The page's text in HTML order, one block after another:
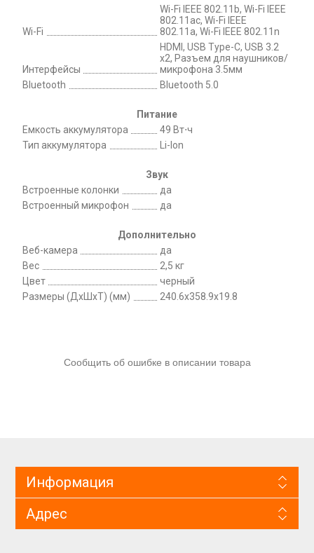
Wi-Fi
Wi-Fi IEEE 802.11b, Wi-Fi IEEE
802.11ac, Wi-Fi IEEE
802.11a, Wi-Fi IEEE 802.11n
Интерфейсы
HDMI, USB Type-C, USB 3.2
х2, Разъем для наушников/
микрофона 3.5мм
Bluetooth
Bluetooth 5.0
Питание
Емкость аккумулятора
49 Вт⋅ч
Тип аккумулятора
Li-Ion
Звук
Встроенные колонки
да
Встроенный микрофон
да
Дополнительно
Веб-камера
да
Вес
2,5 кг
Цвет
черный
Размеры (ДхШхТ) (мм)
240.6x358.9x19.8
Сообщить об ошибке в описании товара
Информация
Адрес